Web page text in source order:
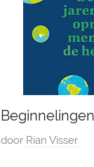
G
door Rian Visser